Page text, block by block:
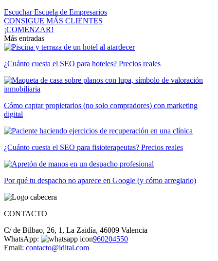
Escuchar Escuela de Empresarios
CONSIGUE MÁS CLIENTES
¡COMENZAR!
Más entradas
¿Cuánto cuesta el SEO para hoteles? Precios reales
Cómo captar propietarios (no solo compradores) con marketing
digital
¿Cuánto cuesta el SEO para fisioterapeutas? Precios reales
Por qué tu despacho no aparece en Google (y cómo arreglarlo)
CONTACTO
C/ de Bilbao, 26, 1, La Zaidía, 46009 Valencia
WhatsApp:
960204550
Email: contacto@idital.com